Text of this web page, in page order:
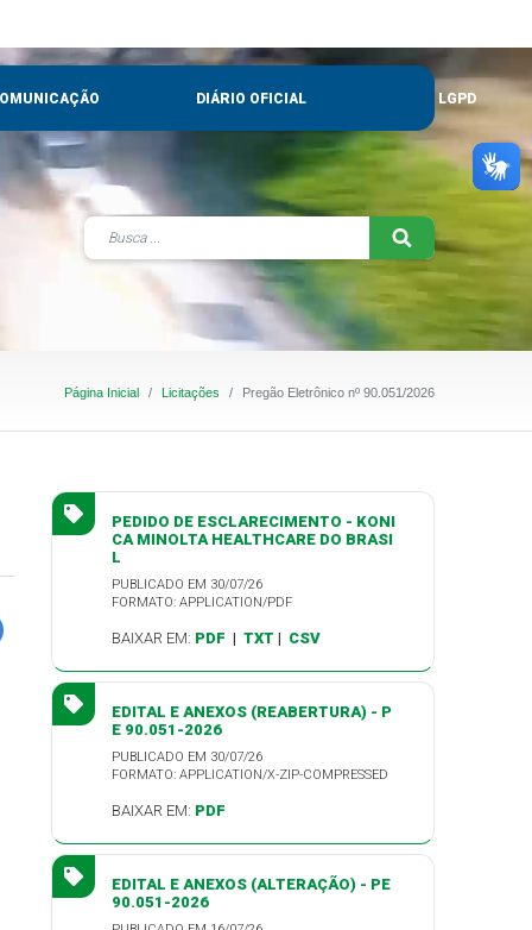
DIÁRIO OFICIAL LGPD
Página Inicial Licitações Pregão Eletrônico nº 90.051/2026
PEDIDO DE ESCLARECIMENTO - KONI
CA MINOLTA HEALTHCARE DO BRASI
L
PUBLICADO EM 30/07/26
FORMATO: APPLICATION/PDF
BAIXAR EM: PDF | TXT | CSV
EDITAL E ANEXOS (REABERTURA) - P
E 90.051-2026
PUBLICADO EM 30/07/26
FORMATO: APPLICATION/X-ZIP-COMPRESSED
BAIXAR EM: PDF
EDITAL E ANEXOS (ALTERAÇÃO) - PE
90.051-2026